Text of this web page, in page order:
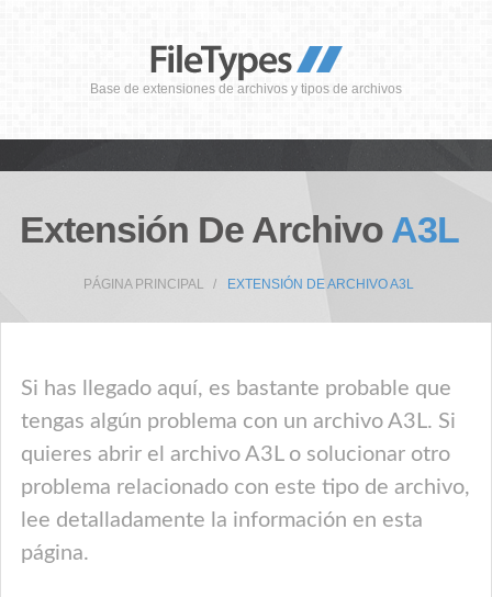
Base de extensiones de archivos y tipos de archivos
Extensión De Archivo A3L
PÁGINA PRINCIPAL EXTENSIÓN DE ARCHIVO A3L
Si has llegado aquí, es bastante probable que
tengas algún problema con un archivo A3L. Si
quieres abrir el archivo A3L o solucionar otro
problema relacionado con este tipo de archivo,
lee detalladamente la información en esta
página.